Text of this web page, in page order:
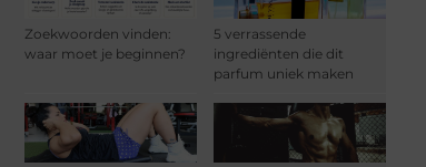
Zoekwoorden vinden:
waar moet je beginnen?
5 verrassende
ingrediënten die dit
parfum uniek maken